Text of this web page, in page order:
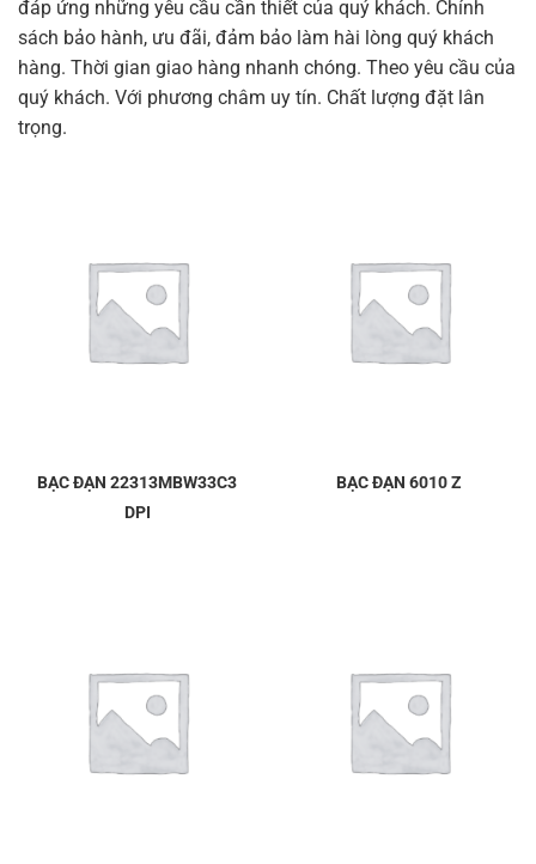
đáp ứng những yêu cầu cần thiết của quý khách. Chính
sách bảo hành, ưu đãi, đảm bảo làm hài lòng quý khách
hàng. Thời gian giao hàng nhanh chóng. Theo yêu cầu của
quý khách. Với phương châm uy tín. Chất lượng đặt lân
trọng.
BẠC ĐẠN 22313MBW33C3
DPI
BẠC ĐẠN 6010 Z